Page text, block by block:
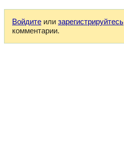
Войдите или зарегистрируйтесь
комментарии.